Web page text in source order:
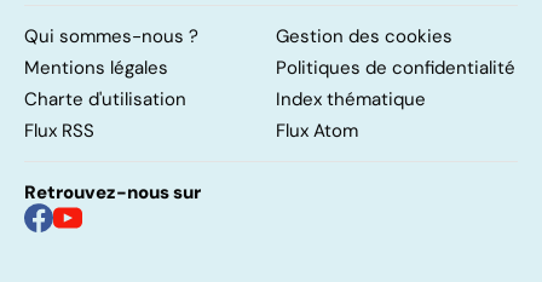
Qui sommes-nous ?
Gestion des cookies
Mentions légales
Politiques de confidentialité
Charte d'utilisation
Index thématique
Flux RSS
Flux Atom
Retrouvez-nous sur